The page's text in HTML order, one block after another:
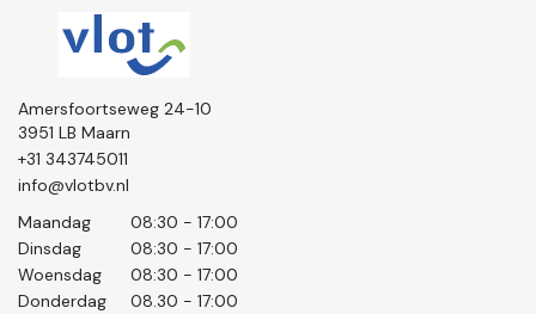
Amersfoortseweg 24-10
3951 LB Maarn
+31 343745011
info@vlotbv.nl
Maandag
08:30 - 17:00
Dinsdag
08:30 - 17:00
Woensdag
08:30 - 17:00
Donderdag
08.30 - 17:00